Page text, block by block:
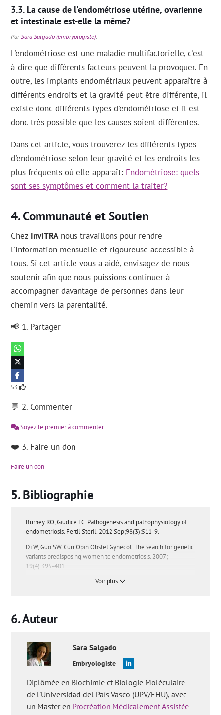
La cause de l'endométriose utérine, ovarienne
et intestinale est-elle la même?
ParSara Salgado (embryologiste).
L'endométriose est une maladie multifactorielle, c'est-
à-dire que différents facteurs peuvent la provoquer. En
outre, les implants endométriaux peuvent apparaître à
différents endroits et la gravité peut être différente, il
existe donc différents types d'endométriose et il est
donc très possible que les causes soient différentes.
Dans cet article, vous trouverez les différents types
d'endométriose selon leur gravité et les endroits les
plus fréquents où elle apparaît: Endométriose: quels
sont ses symptômes et comment la traiter?
Communauté et Soutien
Chez inviTRA nous travaillons pour rendre
l'information mensuelle et rigoureuse accessible à
tous. Si cet article vous a aidé, envisagez de nous
soutenir afin que nous puissions continuer à
accompagner davantage de personnes dans leur
chemin vers la parentalité.
📢 1. Partager
53
💬 2. Commenter
Soyez le premier à commenter
❤️ 3. Faire un don
Faire un don
Bibliographie
Burney RO, Giudice LC. Pathogenesis and pathophysiology of
endometriosis. Fertil Steril. 2012 Sep;98(3):511-9.
Di W, Guo SW. Curr Opin Obstet Gynecol. The search for genetic
variants predisposing women to endometriosis. 2007;
19(4):395-401.
Gordts S, Koninckx P, Brosens I. Pathogenesis of deep
Endometriosis still a challenge. J Med Life. 2014 Sep
15;7(3):349-57.
Parazzini F, Esposito G, Tozzi L, Noli S, Bianchi S. Epidemiology
of endometriosis and its comorbidities. Eur J Obstet Gynecol
Reprod Biol. 2017 Feb;209:3-7.
Genetics of endometriosis: current status and prospects. Front
Biosci. 2007; 12:3247-55.
Vos questions fréquentes:'L'endométriose est-elle une maladie
Voir plus
Auteur
Sara Salgado
Embryologiste
Diplômée en Biochimie et Biologie Moléculaire
de l'Universidad del País Vasco (UPV/EHU), avec
un Master en Procréation Médicalement Assistée